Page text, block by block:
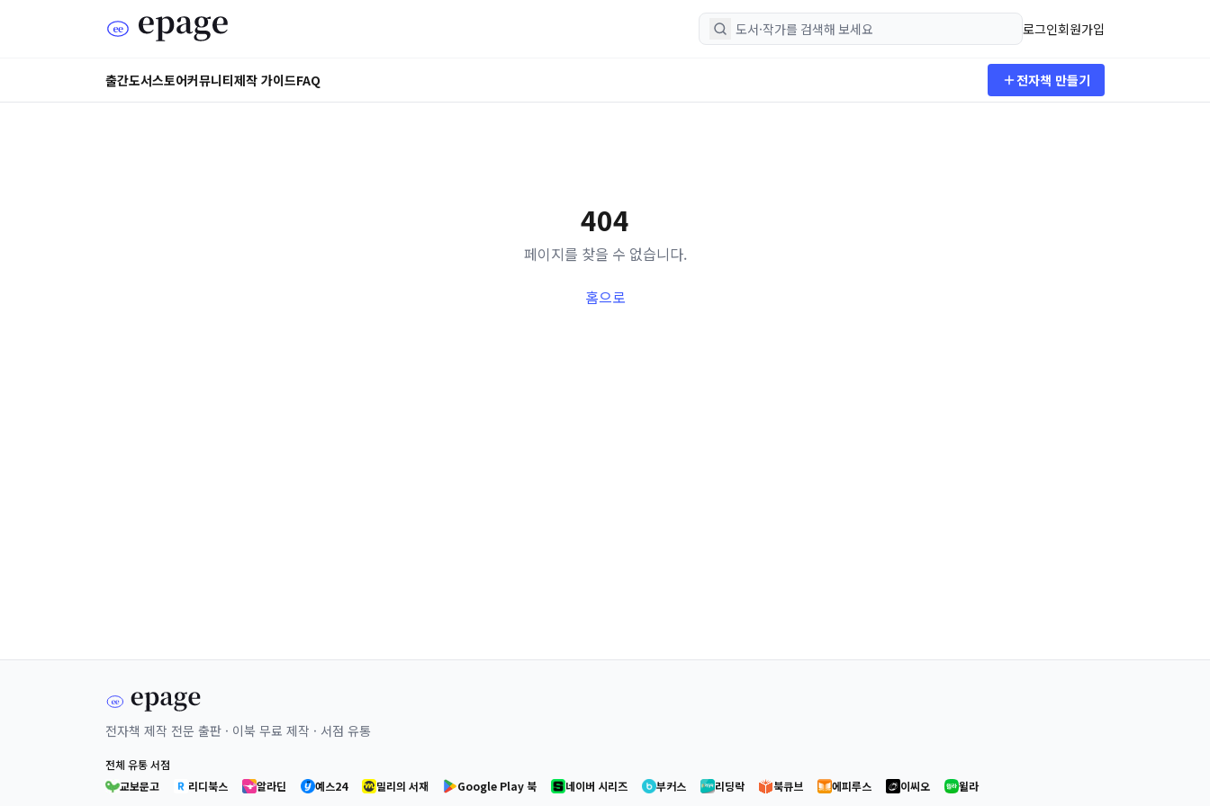
로그인회원가입
출간도서스토어커뮤니티제작 가이드FAQ 전자책 만들기
404
페이지를 찾을 수 없습니다.
홈으로
전자책 제작 전문 출판 · 이북 무료 제작 · 서점 유통
전체 유통 서점
교보문고
리디북스 알라딘 예스24 밀리의 서재 Google Play 북 네이버 시리즈 부커스 리딩락 북큐브 에피루스 이씨오 윌라